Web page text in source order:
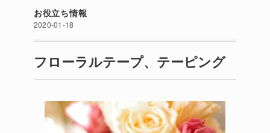
お役立ち情報
2020-01-18
フローラルテープ、テーピング